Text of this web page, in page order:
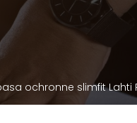
ochronne slimfit Lahti